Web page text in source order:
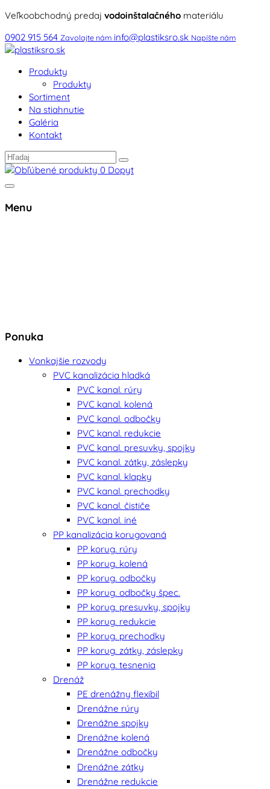
Veľkoobchodný predaj vodoinštalačného materiálu
0902 915 564 Zavolajte nám info@plastiksro.sk Napíšte nám
Produkty
Produkty
Sortiment
Na stiahnutie
Galéria
Kontakt
0 Dopyt
Menu
Ponuka
Vonkajšie rozvody
PVC kanalizácia hladká
PVC kanal. rúry
PVC kanal. kolená
PVC kanal. odbočky
PVC kanal. redukcie
PVC kanal. presuvky, spojky
PVC kanal. zátky, záslepky
PVC kanal. klapky
PVC kanal. prechodky
PVC kanal. čističe
PVC kanal. iné
PP kanalizácia korugovaná
PP korug. rúry
PP korug. kolená
PP korug. odbočky
PP korug. odbočky špec.
PP korug. presuvky, spojky
PP korug. redukcie
PP korug. prechodky
PP korug. zátky, záslepky
PP korug. tesnenia
Drenáž
PE drenážny flexibil
Drenážne rúry
Drenážne spojky
Drenážne kolená
Drenážne odbočky
Drenážne zátky
Drenážne redukcie